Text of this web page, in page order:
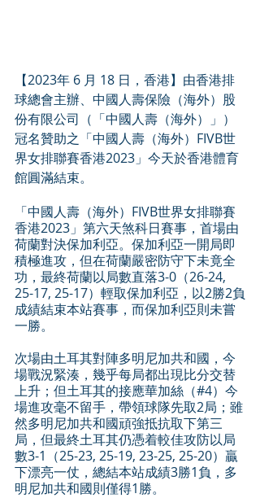
【2023年 6 月 18 日，香港】由香港排
球總會主辦、中國人壽保險（海外）股
份有限公司（「中國人壽（海外）」）
冠名贊助之「中國人壽（海外）FIVB世
界女排聯賽香港2023」今天於香港體育
館圓滿結束。
「中國人壽（海外）FIVB世界女排聯賽
香港2023」第六天煞科日賽事，首場由
荷蘭對決保加利亞。保加利亞一開局即
積極進攻，但在荷蘭嚴密防守下未竟全
功，最終荷蘭以局數直落3-0（26-24,
25-17, 25-17）輕取保加利亞，以2勝2負
成績結束本站賽事，而保加利亞則未嘗
一勝。
次場由土耳其對陣多明尼加共和國，今
場戰況緊湊，幾乎每局都出現比分交替
上升；但土耳其的接應華加絲（#4）今
場進攻毫不留手，帶領球隊先取2局；雖
然多明尼加共和國頑強抵抗取下第三
局，但最終土耳其仍憑着較佳攻防以局
數3-1（25-23, 25-19, 23-25, 25-20）贏
下漂亮一仗，總結本站成績3勝1負，多
明尼加共和國則僅得1勝。